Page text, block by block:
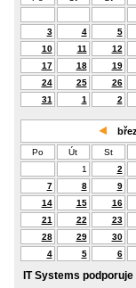
3
4 5
10
11 12
17
18 19
24
25 26
31
1 2
Po Út St
1
2
7
8 9
14
15 16
21
22 23
28
29 30
4
5 6
IT Systems podporuje